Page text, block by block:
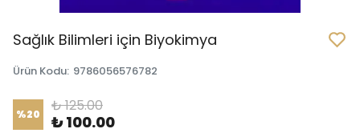
Sağlık Bilimleri için Biyokimya
Ürün Kodu: 9786056576782
%20 ₺ 125.00
₺ 100.00